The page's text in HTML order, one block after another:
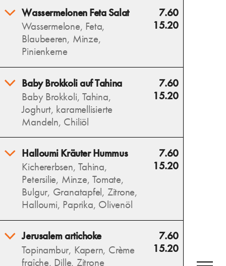
Allergens
Burrata Orzo Pasta vereint
cremige Burrata, zarte Orzo,
aromatische Artischocken,
getrocknete Tomaten, Oliven
und frischen Basilikum – ein
mediterraner Genuss.
Wassermelonen Feta Salat
Wassermelone, Feta,
Blaubeeren, Minze,
Pinienkerne
7.60
15.20
Erfrischende Wassermelone,
salziger Feta und süße
Blaubeeren vereinen sich mit
Minze zu einem sommerlich-
leichten Salat.
Baby Brokkoli auf Tahina
Baby Brokkoli, Tahina,
Joghurt, karamellisierte
Mandeln, Chiliöl
7.60
15.20
Wilder, gerösteter Brokkoli
auf cremiger Tahina trifft auf
karamellisierte Mandeln und
eine würzige Note von
Chiliöl – ein intensives
Geschmackserlebnis.
Halloumi Kräuter Hummus
Kichererbsen, Tahina,
Petersilie, Minze, Tomate,
Bulgur, Granatapfel, Zitrone,
Halloumi, Paprika, Olivenöl
7.60
15.20
Cremiger Hummus als Basis,
darauf ein frisches,
abgewandeltes Taboulé und
Jerusalem artichoke
Topinambur, Kapern, Crème
fraîche, Dille, Zitrone
7.60
15.20